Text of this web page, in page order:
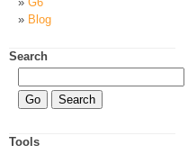
Blog
Search
Tools